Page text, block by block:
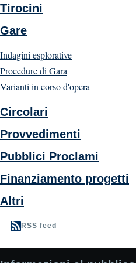
Tirocini
Gare
Indagini esplorative
Procedure di Gara
Varianti in corso d'opera
Circolari
Provvedimenti
Pubblici Proclami
Finanziamento progetti
Altri
RSS feed